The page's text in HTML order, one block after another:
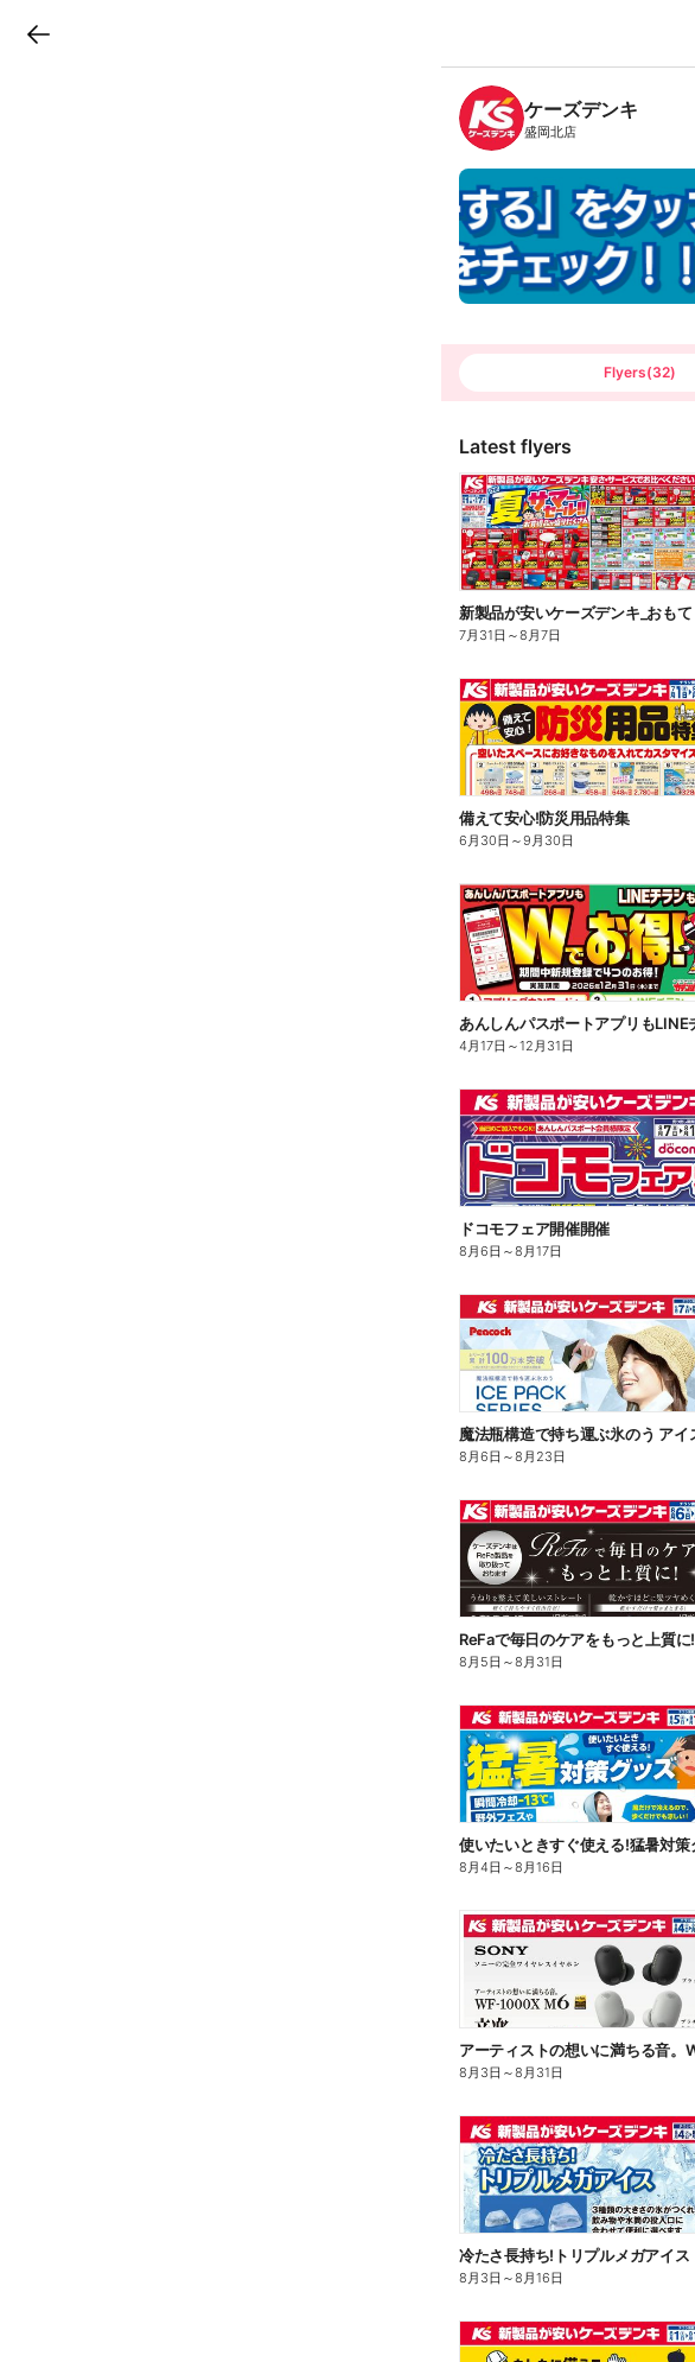
B
n
c
h
T
ケーズデンキ
盛岡北店
Flyers(32)
Latest flyers
新製品が安いケーズデンキ_おもて
7月31日 ～8月7日
備えて安心!防災用品特集
6月30日 ～9月30日
4月17日 ～12月31日
ドコモフェア開催開催
8月6日 ～8月17日
8月6日 ～8月23日
ReFaで毎日のケアをもっと上質に!
8月5日 ～8月31日
8月4日 ～8月16日
8月3日 ～8月31日
冷たさ長持ち!トリプルメガアイス
8月3日 ～8月16日